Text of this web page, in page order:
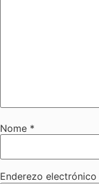
Nome *
Enderezo electrónico